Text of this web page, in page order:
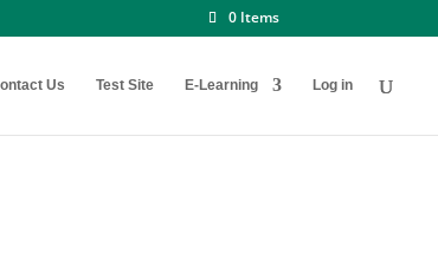
0 Items
Us Test Site E-Learning Log in